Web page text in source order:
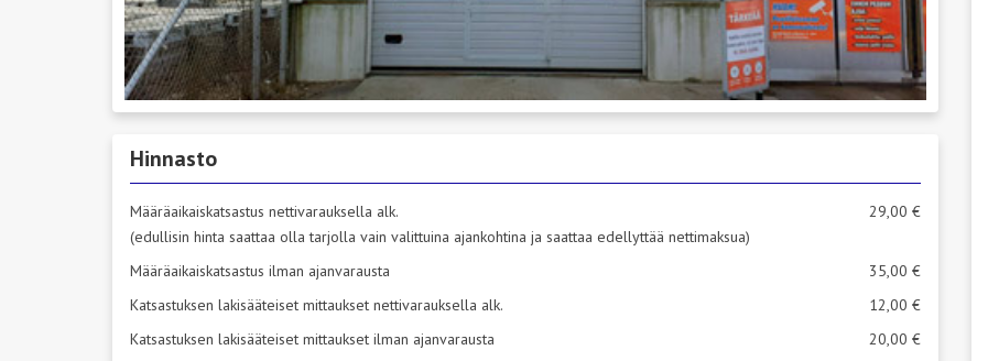
Hinnasto
Määräaikaiskatsastus nettivarauksella alk.
29,00 €
(edullisin hinta saattaa olla tarjolla vain valittuina ajankohtina ja saattaa edellyttää nettimaksua)
Määräaikaiskatsastus ilman ajanvarausta
35,00 €
Katsastuksen lakisääteiset mittaukset nettivarauksella alk.
12,00 €
Katsastuksen lakisääteiset mittaukset ilman ajanvarausta
20,00 €